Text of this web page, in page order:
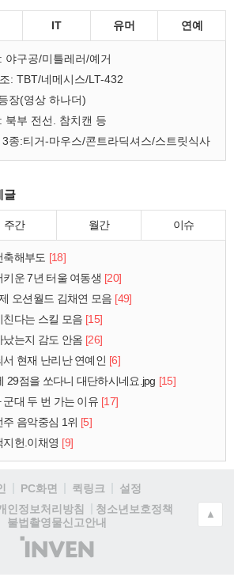
IT 유머 연예
야구공/미틀레러/예거
: TBT/네메시스/LT-432
장(영상 하나더)
북부 전선. 참치캔 등
종:티거-마우스/콘트라딕셔스/스트릿식사
글
주간 월간 이슈
축해부도 [18]
키운 7년 터울 여동생 [20]
오션월드 김채연 모음 [49]
친다는 스킬 모음 [15]
났는지 감도 안옴 [26]
서 현재 난리난 연예인 [6]
29점을 쏘다니 대단하시네요.jpg [15]
군대 두 번 가는 이유 [17]
주 음악중심 1위 [5]
지헌.이채영 [9]
PC화면 퀵링크
설정
인정보처리방침
청소년보호정책
불법촬영물신고안내
(주)
인
▲